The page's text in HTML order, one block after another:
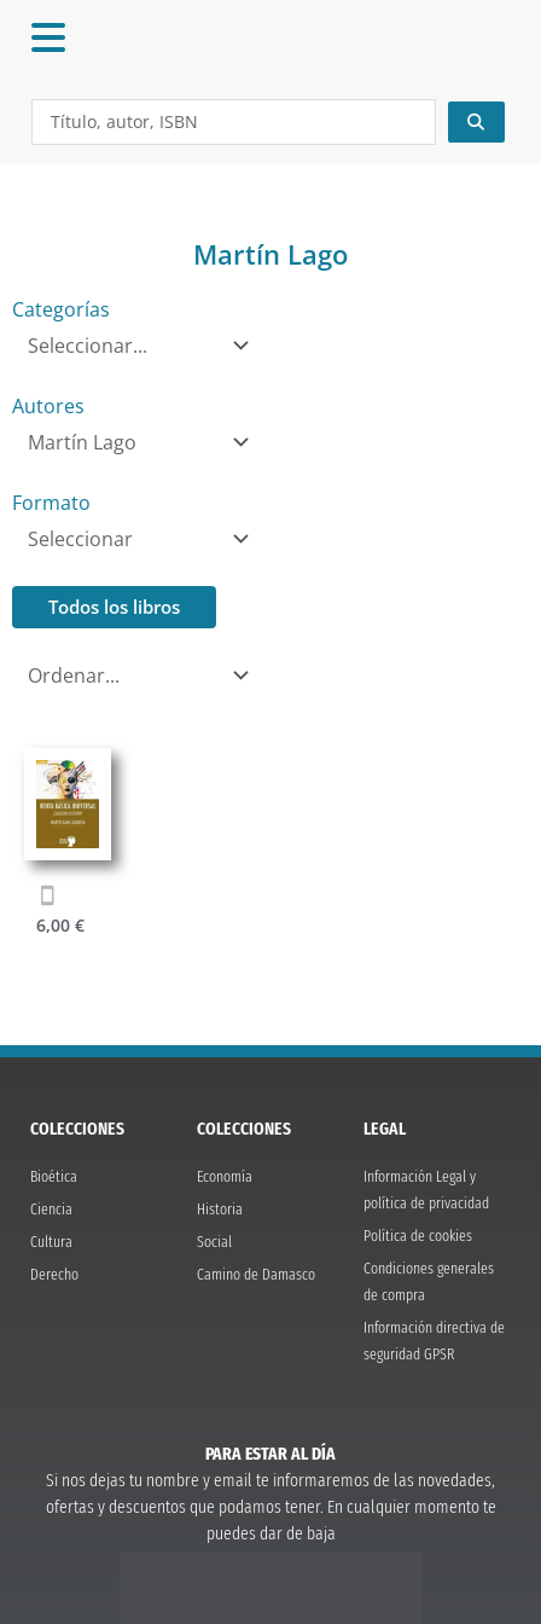
Search
Martín Lago
Categorías
Autores
Formato
Todos los libros
6,00 €
COLECCIONES
Bioética
Ciencia
Cultura
Derecho
COLECCIONES
Economía
Historia
Social
Camino de Damasco
LEGAL
Información Legal y
política de privacidad
Política de cookies
Condiciones generales
de compra
Información directiva de
seguridad GPSR
PARA ESTAR AL DÍA
Si nos dejas tu nombre y email te informaremos de las novedades,
ofertas y descuentos que podamos tener. En cualquier momento te
puedes dar de baja